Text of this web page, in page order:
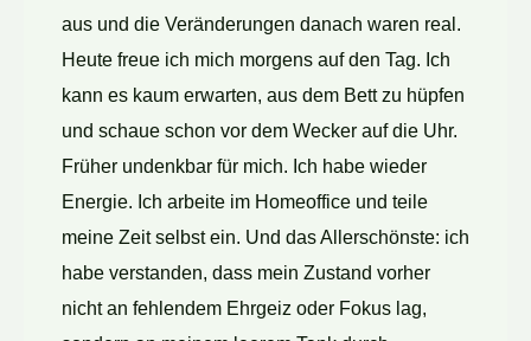
aus und die Veränderungen danach waren real.
Heute freue ich mich morgens auf den Tag. Ich
kann es kaum erwarten, aus dem Bett zu hüpfen
und schaue schon vor dem Wecker auf die Uhr.
Früher undenkbar für mich. Ich habe wieder
Energie. Ich arbeite im Homeoffice und teile
meine Zeit selbst ein. Und das Allerschönste: ich
habe verstanden, dass mein Zustand vorher
nicht an fehlendem Ehrgeiz oder Fokus lag,